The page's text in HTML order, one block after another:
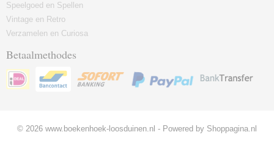
Speelgoed en Spellen
Vintage en Retro
Verzamelen en Curiosa
Betaalmethodes
© 2026 www.boekenhoek-loosduinen.nl - Powered by Shoppagina.nl